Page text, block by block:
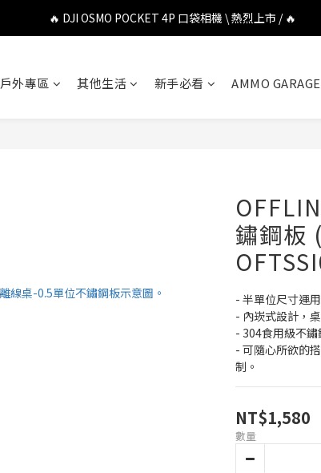
🔥 DJI OSMO POCKET 4P 口袋相機 \ 熱烈上市 / 🔥
🔥 DJI OSMO POCKET 4P 口袋相機 \ 熱烈上市 / 🔥
🔥 Insta360 GO Ultra Hello Kitty 聯名限定套裝 \ 時尚上市 /
戶外專區 其他生活 新手必看 AMMO
鏽鋼板
- 半單位尺寸運
- 內崁式設計，
- 304食用級不鏽
- 可隨心所欲的
制。
NT$1,580
數量